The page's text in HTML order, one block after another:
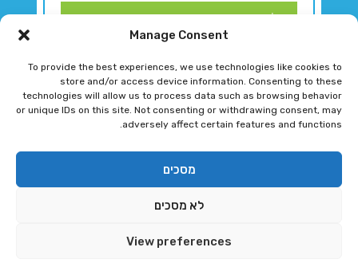
Manage Consent
To provide the best experiences, we use technologies like cookies to
store and/or access device information. Consenting to these
technologies will allow us to process data such as browsing behavior
or unique IDs on this site. Not consenting or withdrawing consent, may
adversely affect certain features and functions.
מסכים
לא מסכים
View preferences